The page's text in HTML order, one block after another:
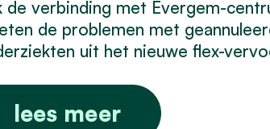
de verbinding met Evergem-
de problemen met
uit het nieuwe flex-
lees meer